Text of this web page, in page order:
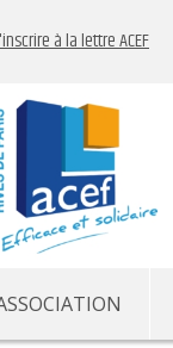
à la lettre ACEF